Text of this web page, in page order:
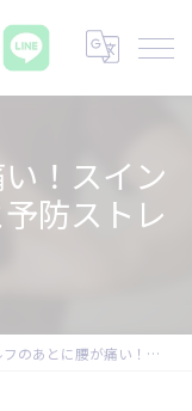
！スイン
防ストレ
に腰が痛い！スイング時の腰椎への負担と予防ストレッチ